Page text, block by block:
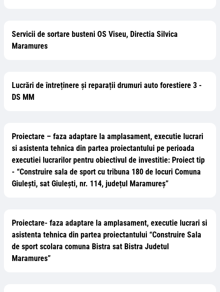
Servicii de sortare busteni OS Viseu, Directia Silvica
Maramures
Lucrări de întreținere și reparații drumuri auto forestiere 3 -
DS MM
Proiectare – faza adaptare la amplasament, executie lucrari
si asistenta tehnica din partea proiectantului pe perioada
executiei lucrarilor pentru obiectivul de investitie: Proiect tip
- “Construire sala de sport cu tribuna 180 de locuri Comuna
Giulești, sat Giulești, nr. 114, județul Maramureș”
Proiectare- faza adaptare la amplasament, executie lucrari si
asistenta tehnica din partea proiectantului “Construire Sala
de sport scolara comuna Bistra sat Bistra Judetul
Maramures”